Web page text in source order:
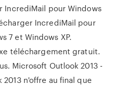
IncrediMail pour Windows
IncrediMail pour
7 et Windows XP.
téléchargement gratuit.
Microsoft Outlook 2013 -
n'offre au final que